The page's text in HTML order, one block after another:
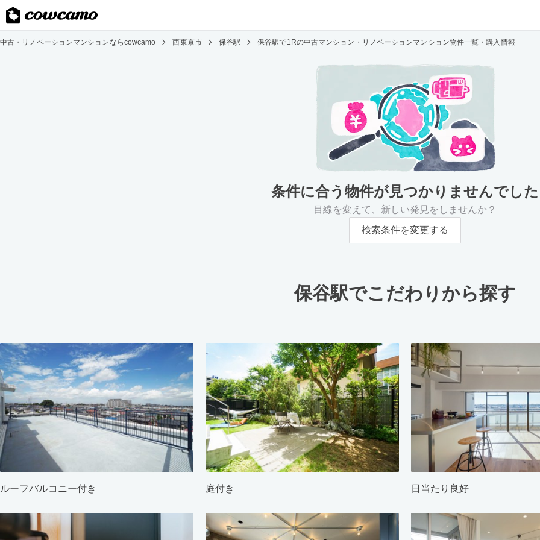
中古・リノベーションマンションならcowcamo 西東京市 保谷駅 保谷駅で1Rの中古マンション・リノベーションマンション物件一覧・購入情報
条件に合う物件が見つかりませんでした
目線を変えて、新しい発見をしませんか？
検索条件を変更する
保谷駅でこだわりから探す
ルーフバルコニー付き 庭付き 日当たり良好